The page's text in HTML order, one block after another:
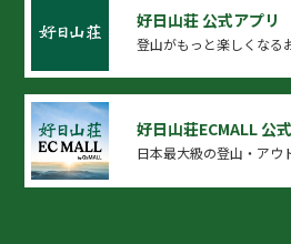
好日山荘 公式アプリ
登山がもっと楽しくなる
好日山荘ECMALL 公
日本最大級の登山・アウ